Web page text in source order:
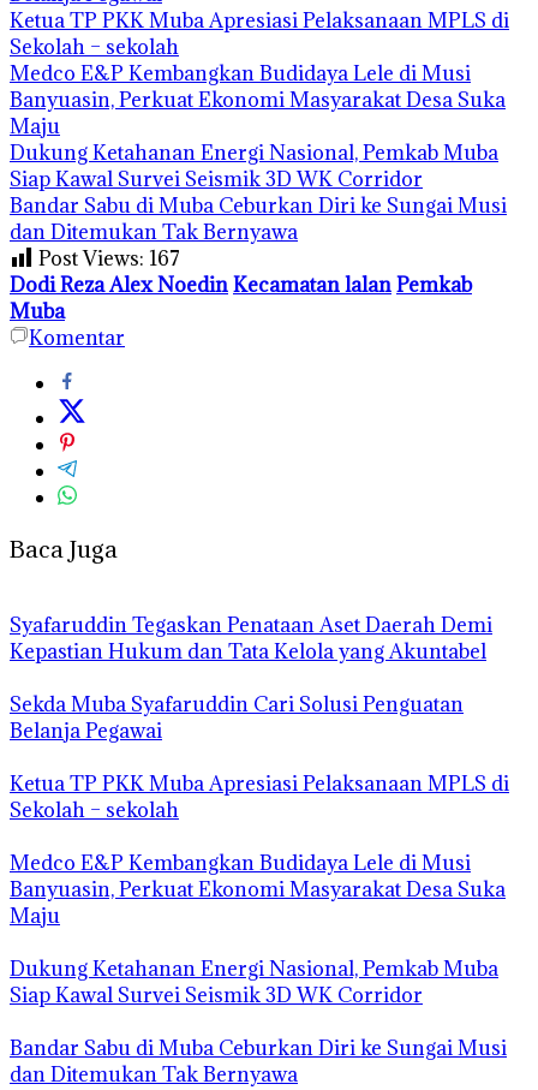
Ketua TP PKK Muba Apresiasi Pelaksanaan MPLS di
Sekolah – sekolah
Medco E&P Kembangkan Budidaya Lele di Musi
Banyuasin, Perkuat Ekonomi Masyarakat Desa Suka
Maju
Dukung Ketahanan Energi Nasional, Pemkab Muba
Siap Kawal Survei Seismik 3D WK Corridor
Bandar Sabu di Muba Ceburkan Diri ke Sungai Musi
dan Ditemukan Tak Bernyawa
Post Views: 167
Dodi Reza Alex NoedinKecamatan lalanPemkab
Muba
Komentar
Baca Juga
Syafaruddin Tegaskan Penataan Aset Daerah Demi
Kepastian Hukum dan Tata Kelola yang Akuntabel
Sekda Muba Syafaruddin Cari Solusi Penguatan
Belanja Pegawai
Ketua TP PKK Muba Apresiasi Pelaksanaan MPLS di
Sekolah – sekolah
Medco E&P Kembangkan Budidaya Lele di Musi
Banyuasin, Perkuat Ekonomi Masyarakat Desa Suka
Maju
Dukung Ketahanan Energi Nasional, Pemkab Muba
Siap Kawal Survei Seismik 3D WK Corridor
Bandar Sabu di Muba Ceburkan Diri ke Sungai Musi
dan Ditemukan Tak Bernyawa